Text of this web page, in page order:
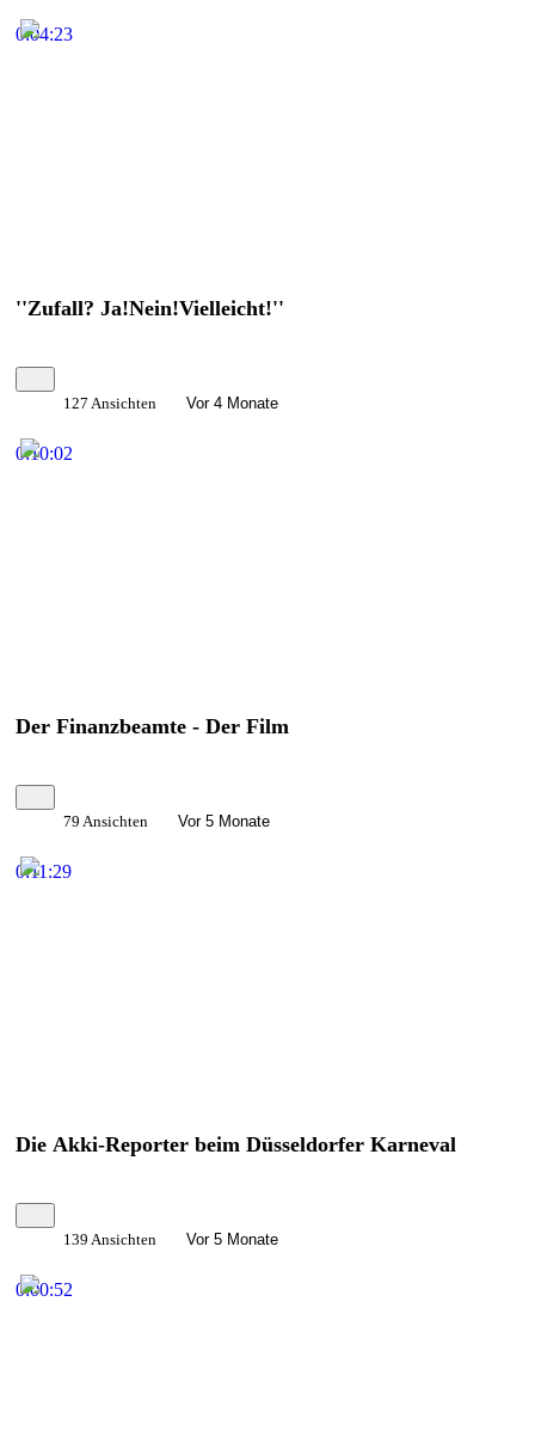
0:04:23
''Zufall? Ja!Nein!Vielleicht!''
127 Ansichten Vor 4 Monate
0:10:02
Der Finanzbeamte - Der Film
79 Ansichten Vor 5 Monate
0:11:29
Die Akki-Reporter beim Düsseldorfer Karneval
139 Ansichten Vor 5 Monate
0:00:52